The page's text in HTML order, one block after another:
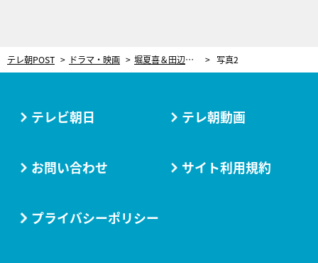
テレ朝POST ドラマ・映画 堀夏喜＆田辺桃子、約4年ぶり再会も壁はなく「初日からタメ口を…（笑）」＜『きみは面倒な婚約者』SPインタビュー＞ 写真2
テレビ朝日 テレ朝動画
お問い合わせ サイト利用規約
プライバシーポリシー